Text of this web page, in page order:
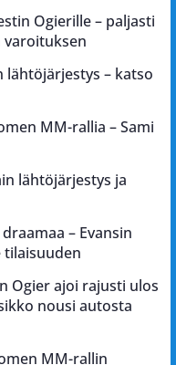
Ogierille – paljasti
varoituksen
lähtöjärjestys – katso
MM-rallia – Sami
lähtöjärjestys ja
– Evansin
tilaisuuden
Ogier ajoi rajusti ulos
nousi autosta
MM-rallin